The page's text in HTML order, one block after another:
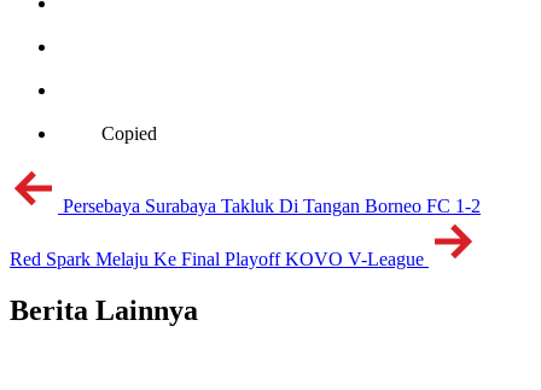
Copied
Persebaya Surabaya Takluk Di Tangan Borneo FC 1-2
Red Spark Melaju Ke Final Playoff KOVO V-League
Berita Lainnya